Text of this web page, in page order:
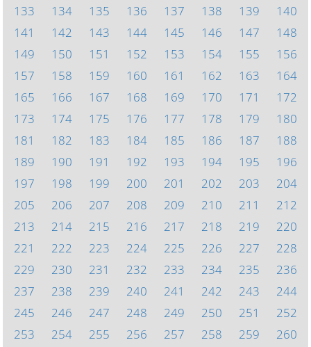
133
134 135 136 137 138 139
140
141
142 143 144 145 146 147
148
149
150 151 152 153 154 155
156
157
158 159 160 161 162 163
164
165
166 167 168 169 170 171
172
173
174 175 176 177 178 179
180
181
182 183 184 185 186 187
188
189
190 191 192 193 194 195
196
197
198 199 200 201 202 203
204
205
206 207 208 209 210 211
212
213
214 215 216 217 218 219
220
221
222 223 224 225 226 227
228
229
230 231 232 233 234 235
236
237
238 239 240 241 242 243
244
245
246 247 248 249 250 251
252
253
254 255 256 257 258 259
260